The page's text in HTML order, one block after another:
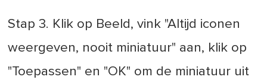
Stap 3. Klik op Beeld, vink "Altijd iconen
weergeven, nooit miniatuur" aan, klik op
"Toepassen" en "OK" om de miniatuur uit